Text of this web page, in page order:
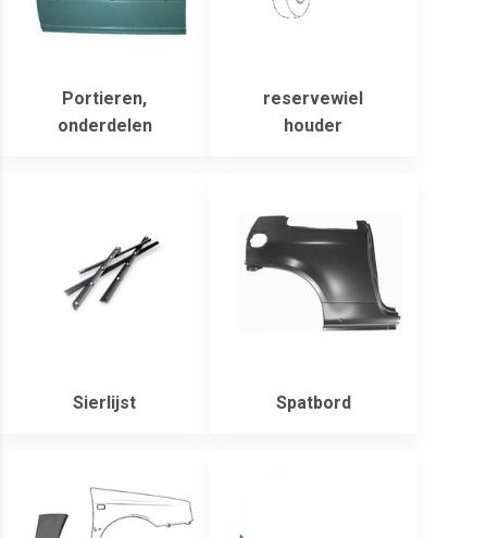
Portieren,
onderdelen
reservewiel
houder
Sierlijst Spatbord